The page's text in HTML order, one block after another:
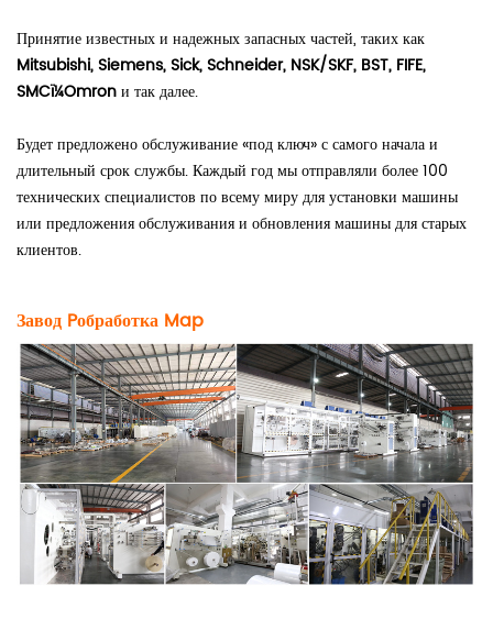
Принятие известных и надежных запасных частей, таких как
Mitsubishi, Siemens, Sick, Schneider, NSK/SKF, BST, FIFE,
SMCï¼Omronи так далее.
Будет предложено обслуживание «под ключ» с самого начала и
длительный срок службы. Каждый год мы отправляли более 100
технических специалистов по всему миру для установки машины
или предложения обслуживания и обновления машины для старых
клиентов.
Завод Pобработка Map